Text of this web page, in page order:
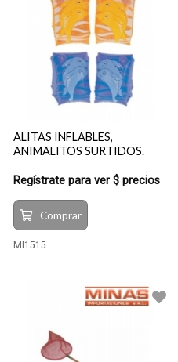
ALITAS INFLABLES,
ANIMALITOS SURTIDOS.
Regístrate para ver $ precios
Comprar
MI1515